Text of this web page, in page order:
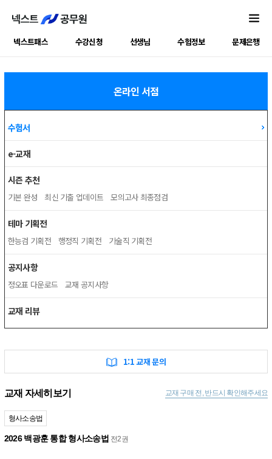
넥스트패스 수강신청 선생님 수험정보 문제은행
온라인 서점
수험서
e-교재
시즌 추천
기본 완성 최신 기출 업데이트 모의고사 최종점검
테마 기획전
한능검 기획전 행정직 기획전 기술직 기획전
공지사항
정오표 다운로드 교재 공지사항
교재 리뷰
1:1 교재 문의
교재 자세히보기 교재 구매 전, 반드시 확인해주세요
형사소송법
2026 백광훈 통합 형사소송법 전2권